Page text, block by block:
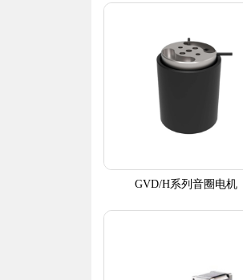
GVD/H系列音圈电机